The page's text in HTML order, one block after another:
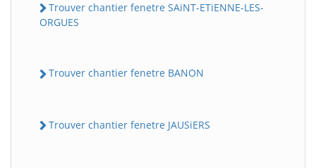
Trouver chantier fenetre SAiNT-ETiENNE-LES-
ORGUES
Trouver chantier fenetre BANON
Trouver chantier fenetre JAUSiERS